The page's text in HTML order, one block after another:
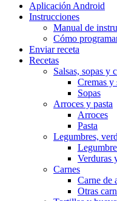
Aplicación Android
Instrucciones
Manual de
Cómo
Enviar receta
Recetas
Salsas, sopas y
Cremas y
Sopas
Arroces y pasta
Arroces
Pasta
Legumbres,
Verduras
Carnes
Carne de
Otras